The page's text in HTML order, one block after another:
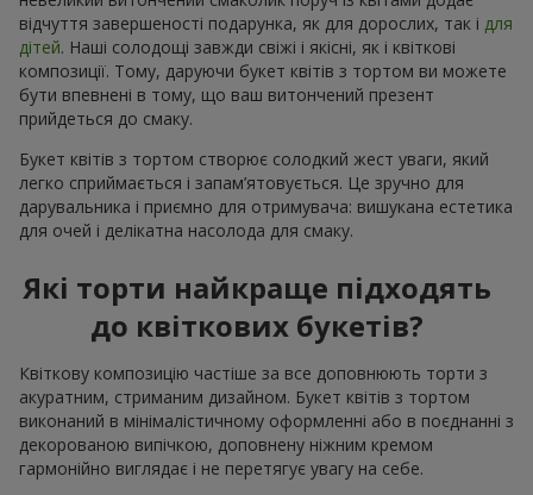
відчуття завершеності подарунка, як для дорослих, так і для
дітей. Наші солодощі завжди свіжі і якісні, як і квіткові
композиції. Тому, даруючи букет квітів з тортом ви можете
бути впевнені в тому, що ваш витончений презент
прийдеться до смаку.
Букет квітів з тортом створює солодкий жест уваги, який
легко сприймається і запам’ятовується. Це зручно для
дарувальника і приємно для отримувача: вишукана естетика
для очей і делікатна насолода для смаку.
Які торти найкраще підходять
до квіткових букетів?
Квіткову композицію частіше за все доповнюють торти з
акуратним, стриманим дизайном. Букет квітів з тортом
виконаний в мінімалістичному оформленні або в поєднанні з
декорованою випічкою, доповнену ніжним кремом
гармонійно виглядає і не перетягує увагу на себе.